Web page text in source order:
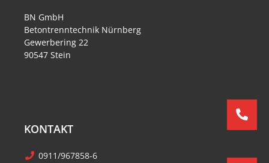
BN GmbH
Betontrenntechnik Nürnberg
Gewerbering 22
90547 Stein
KONTAKT
0911/967858-6